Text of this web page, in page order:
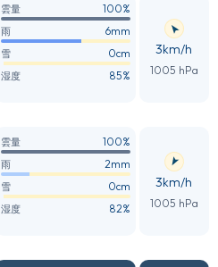
雲量 100%
雨 6mm
雪 0cm
湿度 85%
3km/h
1005 hPa
雲量 100%
雨 2mm
雪 0cm
湿度 82%
3km/h
1005 hPa